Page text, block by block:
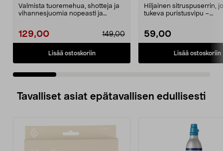
kylmäpuristetulle mehulle, 1,1
l, JC151EU
Valmista tuoremehua, shotteja ja
vihannesjuomia nopeasti ja
129,00 149,00
Lisää ostoskoriin
Hiljainen sitruspuserrin,
tukeva puristusvipu –
59,00
Lisää ostoskoriin
Tavalliset asiat epätavallisen edullisesti